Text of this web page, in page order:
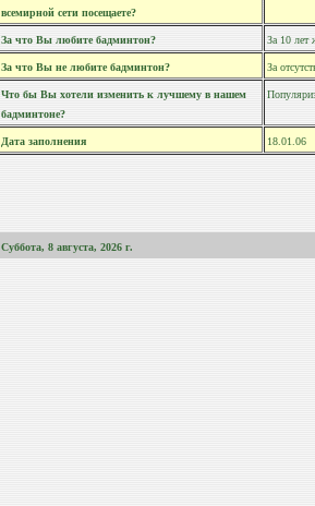
всемирной сети посещаете?
За что Вы любите бадминтон? За 10 лет
За что Вы не любите бадминтон? За
Что бы Вы хотели изменить к лучшему в нашем
бадминтоне?
Дата заполнения 18.01.06
Суббота, 8 августа, 2026 г.